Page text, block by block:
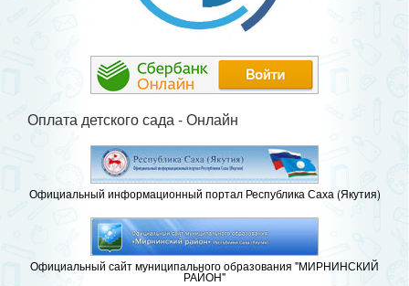
Оплата детского сада - Онлайн
Официальный информационный портал Республика Саха (Якутия)
Официальный сайт муниципального образования "МИРНИНСКИЙ
РАЙОН"